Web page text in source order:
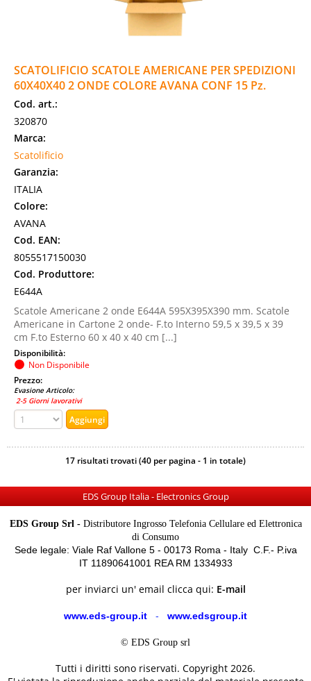
SCATOLIFICIO SCATOLE AMERICANE PER SPEDIZIONI
60X40X40 2 ONDE COLORE AVANA CONF 15 Pz.
Cod. art.:
320870
Marca:
Scatolificio
Garanzia:
ITALIA
Colore:
AVANA
Cod. EAN:
8055517150030
Cod. Produttore:
E644A
Scatole Americane 2 onde E644A 595X395X390 mm. Scatole
Americane in Cartone 2 onde- F.to Interno 59,5 x 39,5 x 39
cm F.to Esterno 60 x 40 x 40 cm [...]
Disponibilità:
Non Disponibile
Prezzo:
Evasione Articolo:
2-5 Giorni lavorativi
17 risultati trovati (40 per pagina - 1 in totale)
EDS Group Italia - Electronics Group
EDS Group Srl -Distributore Ingrosso Telefonia Cellulare ed Elettronica
di Consumo
Sede legale: Viale Raf Vallone 5 - 00173 Roma - Italy C.F.- P.iva
IT 11890641001 REA RM 1334933
per inviarci un' email clicca qui: E-mail
www.eds-group.it - www.edsgroup.it
© EDS Group srl
Tutti i diritti sono riservati. Copyright 2026.